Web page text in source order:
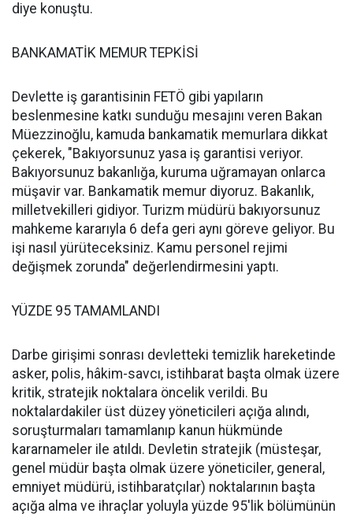
diye konuştu.
BANKAMATİK MEMUR TEPKİSİ
Devlette iş garantisinin FETÖ gibi yapıların
beslenmesine katkı sunduğu mesajını veren Bakan
Müezzinoğlu, kamuda bankamatik memurlara dikkat
çekerek, "Bakıyorsunuz yasa iş garantisi veriyor.
Bakıyorsunuz bakanlığa, kuruma uğramayan onlarca
müşavir var. Bankamatik memur diyoruz. Bakanlık,
milletvekilleri gidiyor. Turizm müdürü bakıyorsunuz
mahkeme kararıyla 6 defa geri aynı göreve geliyor. Bu
işi nasıl yürüteceksiniz. Kamu personel rejimi
değişmek zorunda" değerlendirmesini yaptı.
YÜZDE 95 TAMAMLANDI
Darbe girişimi sonrası devletteki temizlik hareketinde
asker, polis, hâkim-savcı, istihbarat başta olmak üzere
kritik, stratejik noktalara öncelik verildi. Bu
noktalardakiler üst düzey yöneticileri açığa alındı,
soruşturmaları tamamlanıp kanun hükmünde
kararnameler ile atıldı. Devletin stratejik (müsteşar,
genel müdür başta olmak üzere yöneticiler, general,
emniyet müdürü, istihbaratçılar) noktalarının başta
açığa alma ve ihraçlar yoluyla yüzde 95'lik bölümünün